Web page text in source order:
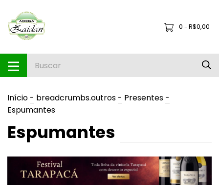
0 - R$0,00
Início - breadcrumbs.outros - Presentes -
Espumantes
Espumantes